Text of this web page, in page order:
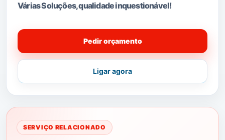
Várias Soluções, qualidade inquestionável!
Pedir orçamento
Ligar agora
SERVIÇO RELACIONADO